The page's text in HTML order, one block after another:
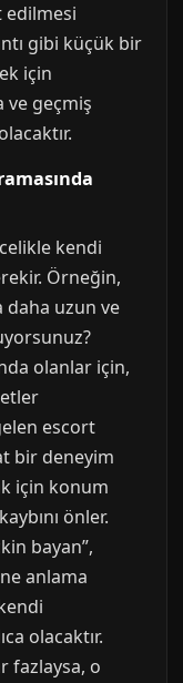
edilmesi
gibi küçük bir
için
ve geçmiş
kendi
Örneğin,
daha uzun ve
olanlar için,
escort
bir deneyim
için konum
önler.
bayan”,
anlama
olacaktır.
fazlaysa, o